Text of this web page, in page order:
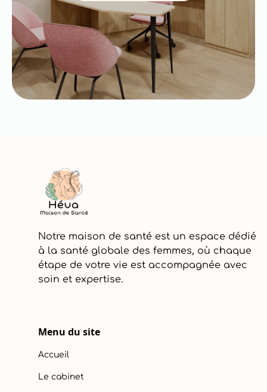
Notre maison de santé est un espace dédié
à la santé globale des femmes, où chaque
étape de votre vie est accompagnée avec
soin et expertise.
Menu du site
Accueil
Le cabinet